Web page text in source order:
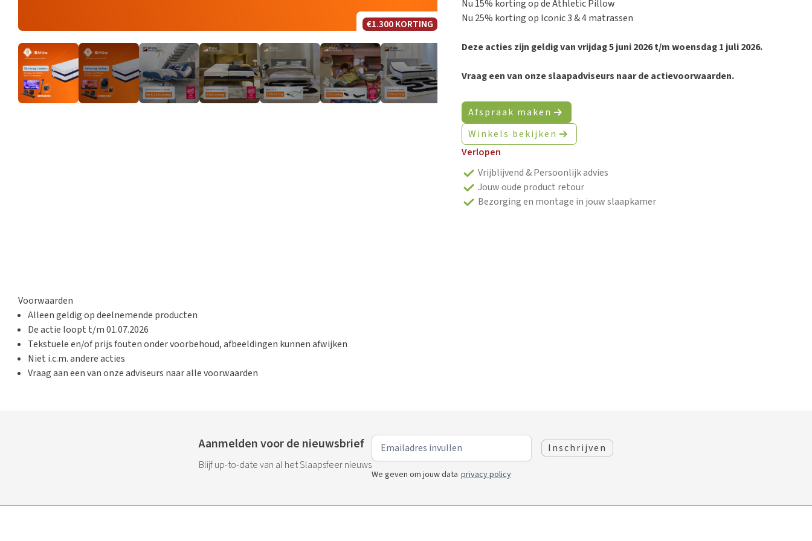
€1.300 KORTING
Nu 15% korting op de Athletic Pillow
Nu 25% korting op Iconic 3 & 4 matrassen
Deze acties zijn geldig van vrijdag 5 juni 2026 t/m woensdag 1 juli 2026.
Vraag een van onze slaapadviseurs naar de actievoorwaarden.
Afspraak maken
Winkels bekijken
Verlopen
Vrijblijvend & Persoonlijk advies
Jouw oude product retour
Bezorging en montage in jouw slaapkamer
Voorwaarden
Alleen geldig op deelnemende producten
De actie loopt t/m01.07.2026
Tekstuele en/of prijs fouten onder voorbehoud, afbeeldingen kunnen afwijken
Niet i.c.m. andere acties
Vraag aan een van onze adviseurs naar alle voorwaarden
Aanmelden voor de nieuwsbrief
Blijf up-to-date van al het Slaapsfeer nieuws
We geven om jouw data privacy policy